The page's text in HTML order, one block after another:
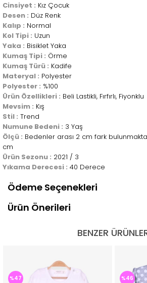
Cinsiyet : Kız Çocuk
Desen : Düz Renk
Kalıp : Normal
Kol Tipi : Uzun
Yaka : Bisiklet Yaka
Kumaş Tipi : Örme
Kumaş Türü : Kadife
Materyal : Polyester
Polyester : %100
Ürün Özellikleri : Beli Lastikli, Fırfırlı, Fiyonklu
Mevsim : Kış
Stil : Trend
Numune Bedeni : 3 Yaş
Ölçü : Bedenler arası 2 cm fark
cm
Ürün Sezonu : 2021 / 3
Yıkama Derecesi : 40 Derece
Ödeme Seçenekleri
Ürün Önerileri
BENZER
%46